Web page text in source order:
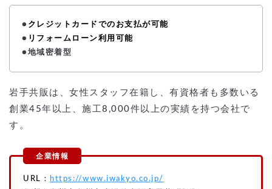
● クレジットカードでの お支払が可能
● リフォームローン利用可能
●地域密着型
岩手共販は、女性スタッフ在籍し、有資格者も多数いる
創業45年以上、施工8,000件以上の実績を持つ会社で
す。
URL：
https://www.iwakyo.co.jp/